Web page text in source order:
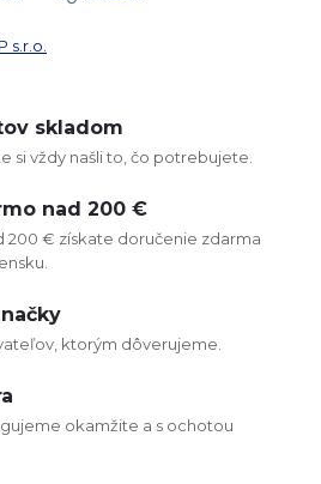
s.r.o.
skladom
si vždy našli to, čo potrebujete.
nad 200 €
200 € získate doručenie zdarma
ktorým dôverujeme.
okamžite a s ochotou